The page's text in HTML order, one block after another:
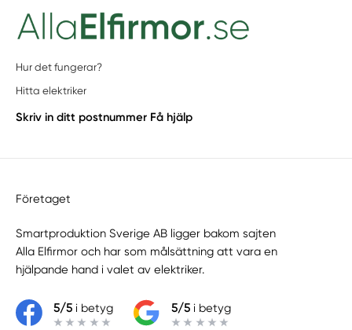
Hur det fungerar?
Hitta elektriker
Skriv in ditt postnummer Få hjälp
Företaget
Smartproduktion Sverige AB ligger bakom sajten
Alla Elfirmor och har som målsättning att vara en
hjälpande hand i valet av elektriker.
5/5i betyg 5/5i betyg